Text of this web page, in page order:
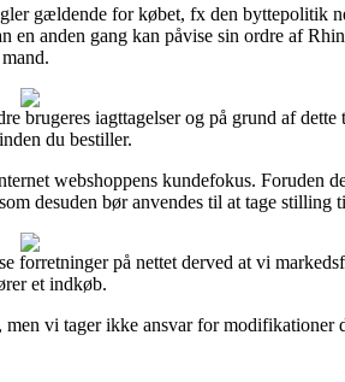
gældende for købet, fx den byttepolitik
en anden gang kan påvise sin ordre af
iagttagelser og på grund af dette
du bestiller.
webshoppens kundefokus. Foruden
desuden bør anvendes til at tage stilling
forretninger på nettet derved at vi
et indkøb.
vi tager ikke ansvar for modifikationer